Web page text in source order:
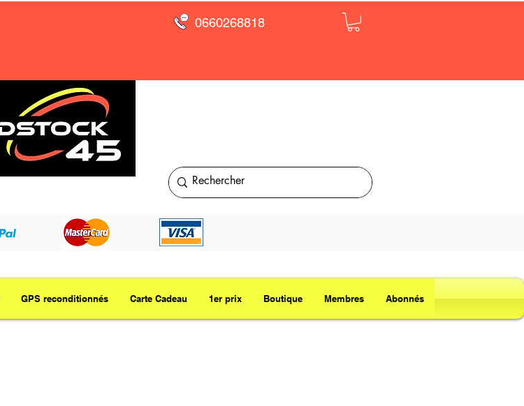
0660268818
GPS reconditionnés Carte Cadeau 1er prix Boutique Membres Abonnés